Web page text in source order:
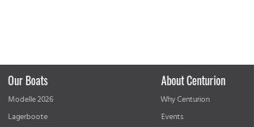
Our Boats
Modelle 2026
Lagerboote
About Centurion
Why Centurion
Events